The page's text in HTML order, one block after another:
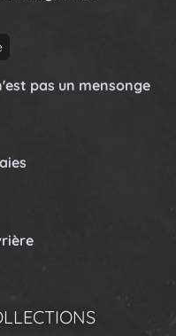
pas un mensonge